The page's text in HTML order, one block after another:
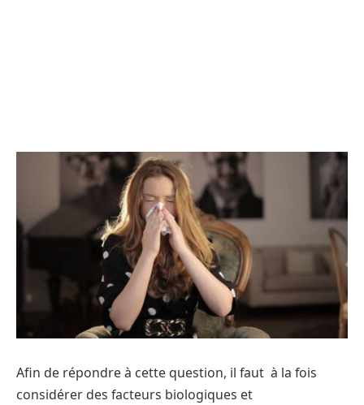
Afin de répondre à cette question, il faut à la fois
considérer des facteurs biologiques et